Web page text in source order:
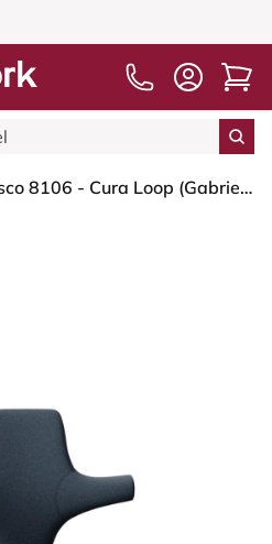
HÅG Capisco 8106 - Cura Loop (Gabriel) - Gerecycled Polyester - CLP66165 Blue - Wit - 265 mm (Zithoogte 53-79cm) - Glijdoppen